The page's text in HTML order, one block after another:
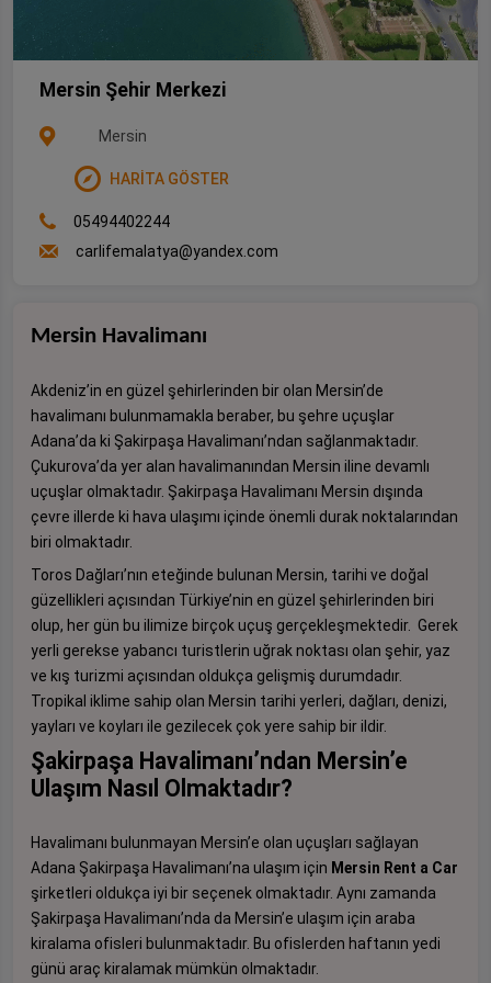
Mersin Havalimanı
Akdeniz’in en güzel şehirlerinden bir olan Mersin’de
havalimanı bulunmamakla beraber, bu şehre uçuşlar
Adana’da ki Şakirpaşa Havalimanı’ndan sağlanmaktadır.
Çukurova’da yer alan havalimanından Mersin iline devamlı
uçuşlar olmaktadır. Şakirpaşa Havalimanı Mersin dışında
çevre illerde ki hava ulaşımı içinde önemli durak noktalarından
biri olmaktadır.
Toros Dağları’nın eteğinde bulunan Mersin, tarihi ve doğal
güzellikleri açısından Türkiye’nin en güzel şehirlerinden biri
olup, her gün bu ilimize birçok uçuş gerçekleşmektedir. Gerek
yerli gerekse yabancı turistlerin uğrak noktası olan şehir, yaz
ve kış turizmi açısından oldukça gelişmiş durumdadır.
Tropikal iklime sahip olan Mersin tarihi yerleri, dağları, denizi,
yayları ve koyları ile gezilecek çok yere sahip bir ildir.
Şakirpaşa Havalimanı’ndan Mersin’e
Ulaşım Nasıl Olmaktadır?
Havalimanı bulunmayan Mersin’e olan uçuşları sağlayan
Adana Şakirpaşa Havalimanı’na ulaşım için Mersin Rent a Car
şirketleri oldukça iyi bir seçenek olmaktadır. Aynı zamanda
Şakirpaşa Havalimanı’nda da Mersin’e ulaşım için araba
kiralama ofisleri bulunmaktadır. Bu ofislerden haftanın yedi
günü araç kiralamak mümkün olmaktadır.
Mersin Şehir Merkezi
Mersin
HARİTA GÖSTER
05494402244
carlifemalatya@yandex.com